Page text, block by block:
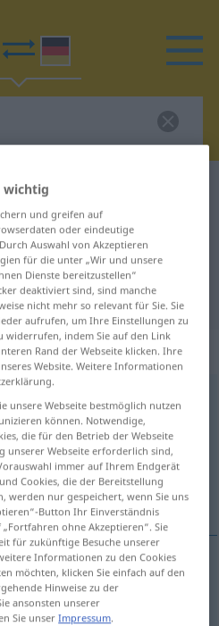
Übersetzung
Übersetzung
anklicken/antippen)
wichtig
und greifen auf
oder eindeutige
Auswahl von Akzeptieren
für die unter „Wir und unsere
Dienste bereitzustellen“
deaktiviert sind, sind manche
nicht mehr so relevant für Sie. Sie
aufrufen, um Ihre Einstellungen zu
indem Sie auf den Link
Rand der Webseite klicken. Ihre
Website. Weitere Informationen
unsere Webseite bestmöglich nutzen
können. Notwendige,
die für den Betrieb der Webseite
unserer Webseite erforderlich sind,
immer auf Ihrem Endgerät
Cookies, die der Bereitstellung
werden nur gespeichert, wenn Sie uns
Button Ihr Einverständnis
ohne Akzeptieren“. Sie
für zukünftige Besuche unserer
Informationen zu den Cookies
möchten, klicken Sie einfach auf den
Hinweise zu der
ansonsten unserer
Sie unserImpressum.